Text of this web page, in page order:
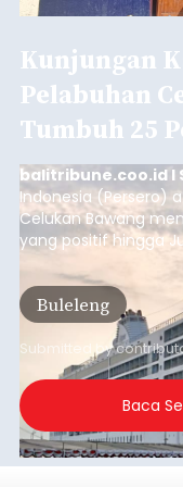
Kunjungan
Pelabuhan
Tumbuh 25
balitribune.coo.id I
Indonesia (Persero)
Celukan Bawang
yang positif hingga
dari arus kapal
Tonnage (GT), atau
dibandingkan
yang tercatat
Buleleng
Submitted by
Baca